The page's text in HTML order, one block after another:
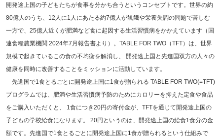
開発途上国の子どもたちが食事を分かち合うというコンセプトです。世界の約
80億人のうち、12人に1人にあたる約7億人が飢餓や栄養失調の問題で苦しむ
一方で、25億人近くが肥満など食に起因する生活習慣病をかかえています（国
連食糧農業機関 2024年7月報告書より）。TABLE FOR TWO（TFT）は、世界
規模で起きているこの食の不均衡を解消し、 開発途上国と先進国双方の人々の
健康を同時に改善することをミッションに活動しています。
先進国で1食とるごとに開発途上国に1食が贈られる TABLE FOR TWO(=TFT)
プログラムでは、肥満や生活習慣病予防のためにカロリーを抑えた定食や食品
をご購入いただくと、 1食につき20円の寄付金が、TFTを通じて開発途上国の
子どもの学校給食になります。 20円というのは、開発途上国の給食1食分の金
額です。先進国で1食とるごとに開発途上国に1食が贈られるという仕組みで